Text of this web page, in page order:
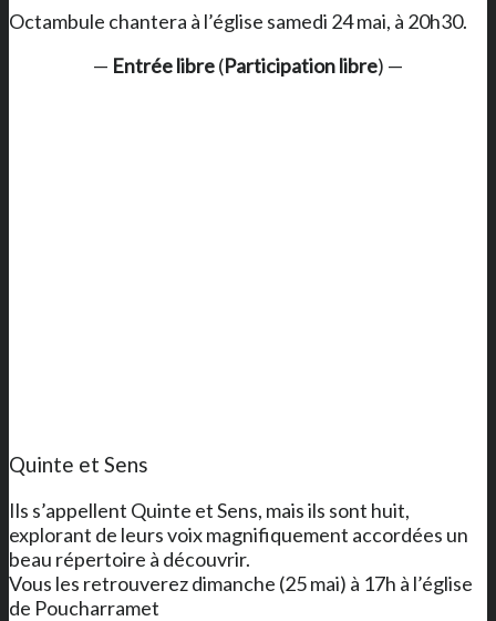
Octambule chantera à l’église samedi 24 mai, à 20h30.
— Entrée libre(Participation libre) —
Quinte et Sens
Ils s’appellent Quinte et Sens, mais ils sont huit,
explorant de leurs voix magnifiquement accordées un
beau répertoire à découvrir.
Vous les retrouverez dimanche (25 mai) à 17h à l’église
de Poucharramet